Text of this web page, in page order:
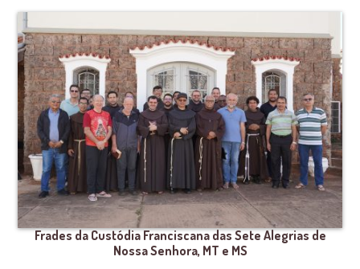
Frades da Custódia Franciscana das Sete Alegrias de
Nossa Senhora, MT e MS